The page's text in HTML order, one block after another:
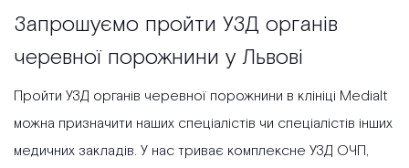
Запрошуємо пройти УЗД органів
черевної порожнини у Львові
Пройти УЗД органів черевної порожнини в клініці Medialt
можна призначити наших спеціалістів чи спеціалістів інших
медичних закладів. У нас триває комплексне УЗД ОЧП,